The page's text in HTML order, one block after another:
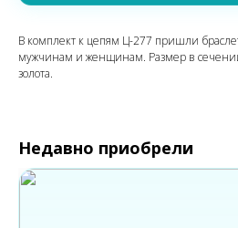
В комплект к цепям Ц-277 пришли
мужчинам и женщинам. Размер в сечении
золота.
Недавно приобрели